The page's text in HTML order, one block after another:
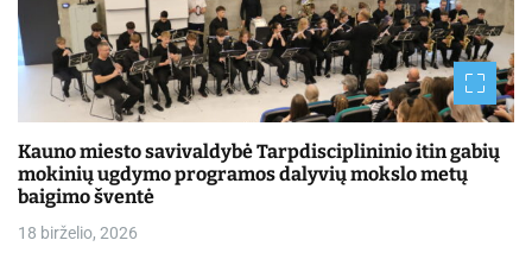
Kauno miesto savivaldybė Tarpdisciplininio itin gabių
mokinių ugdymo programos dalyvių mokslo metų
baigimo šventė
18 birželio, 2026